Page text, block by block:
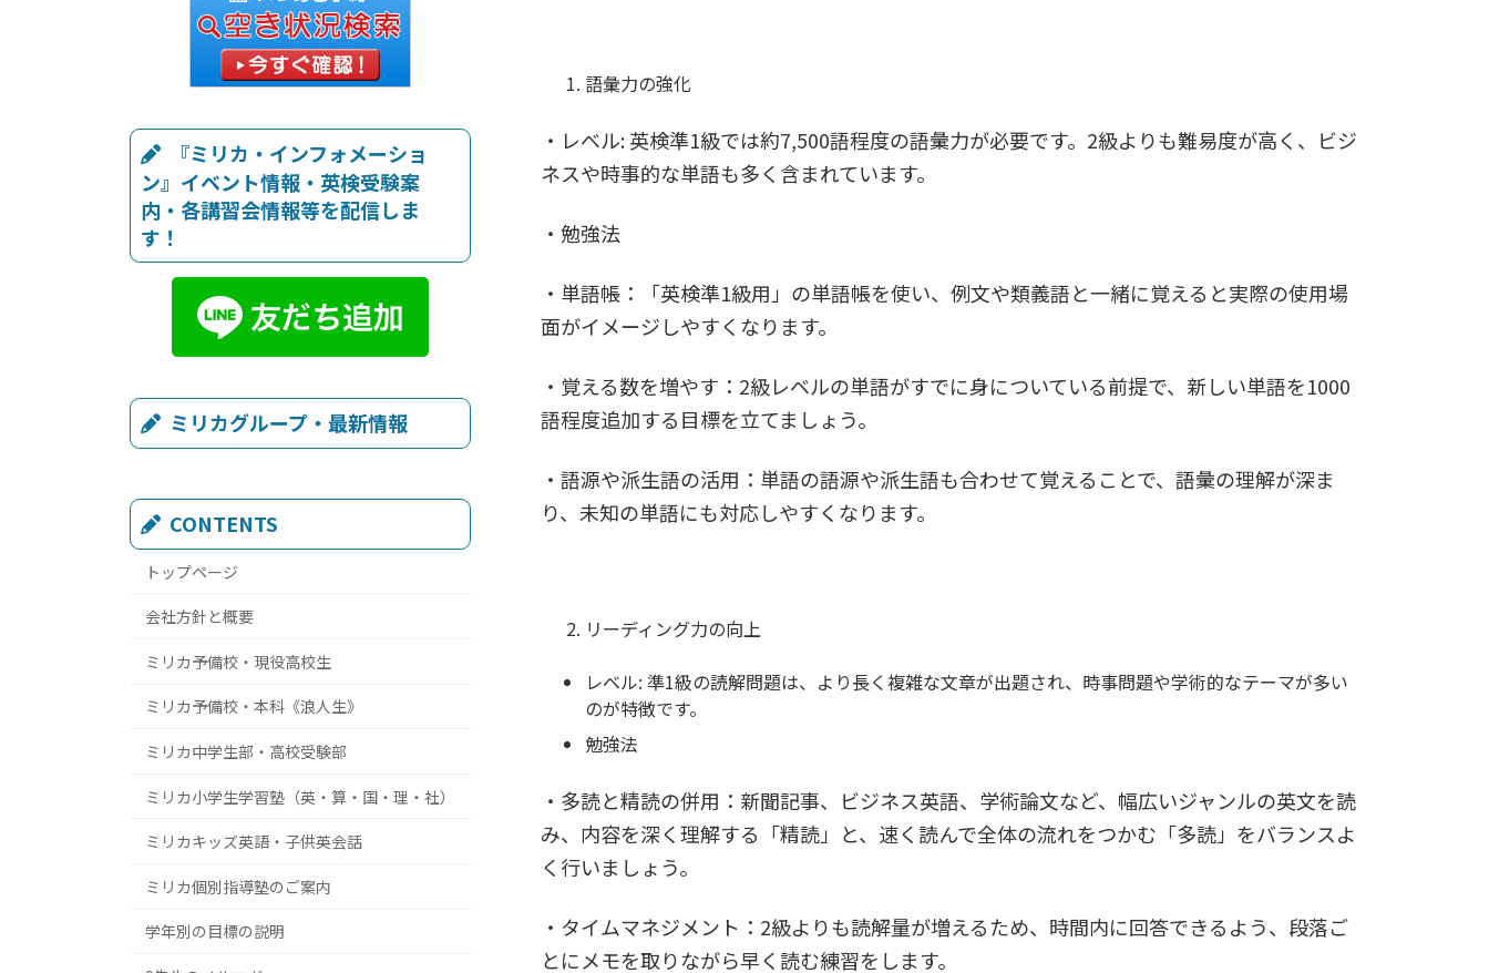
語彙力の強化
・レベル: 英検準1級では約7,500語程度の語彙力が必要です。2級よりも難易度が高く、ビジ
ネスや時事的な単語も多く含まれています。
・勉強法
・単語帳：「英検準1級用」の単語帳を使い、例文や類義語と一緒に覚えると実際の使用場
面がイメージしやすくなります。
・覚える数を増やす：2級レベルの単語がすでに身についている前提で、新しい単語を1000
語程度追加する目標を立てましょう。
・語源や派生語の活用：単語の語源や派生語も合わせて覚えることで、語彙の理解が深ま
り、未知の単語にも対応しやすくなります。
リーディング力の向上
レベル: 準1級の読解問題は、より長く複雑な文章が出題され、時事問題や学術的なテーマが多い
のが特徴です。
勉強法
・多読と精読の併用：新聞記事、ビジネス英語、学術論文など、幅広いジャンルの英文を読
み、内容を深く理解する「精読」と、速く読んで全体の流れをつかむ「多読」をバランスよ
く行いましょう。
・タイムマネジメント：2級よりも読解量が増えるため、時間内に回答できるよう、段落ご
とにメモを取りながら早く読む練習をします。
『ミリカ・インフォメーショ
ン』イベント情報・英検受験案
内・各講習会情報等を配信しま
す！
ミリカグループ・最新情報
CONTENTS
トップページ
会社方針と概要
ミリカ予備校・現役高校生
ミリカ予備校・本科《浪人生》
ミリカ中学生部・高校受験部
ミリカ小学生学習塾（英・算・国・理・社）
ミリカキッズ英語・子供英会話
ミリカ個別指導塾のご案内
学年別の目標の説明